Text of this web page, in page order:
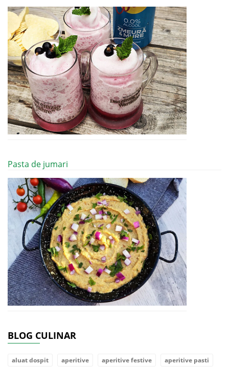
Pasta de jumari
BLOG CULINAR
aluat dospit aperitive aperitive festive
aperitive pasti